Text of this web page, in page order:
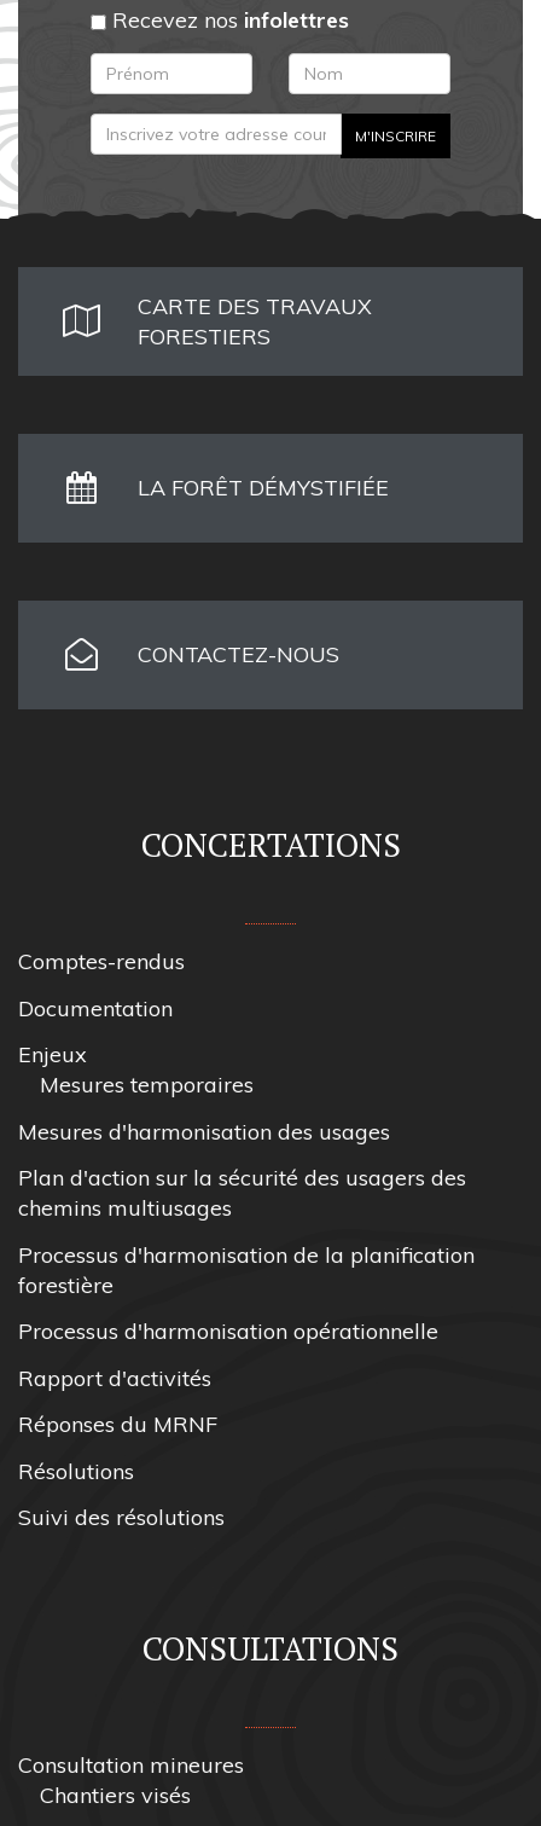
Recevez nos infolettres
CARTE DES TRAVAUX
FORESTIERS
LA FORÊT DÉMYSTIFIÉE
CONTACTEZ-NOUS
CONCERTATIONS
Comptes-rendus
Documentation
Enjeux
Mesures temporaires
Mesures d'harmonisation des usages
Plan d'action sur la sécurité des usagers des
chemins multiusages
Processus d'harmonisation de la planification
forestière
Processus d'harmonisation opérationnelle
Rapport d'activités
Réponses du MRNF
Résolutions
Suivi des résolutions
CONSULTATIONS
Consultation mineures
Chantiers visés